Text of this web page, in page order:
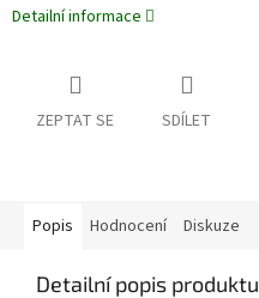
Detailní informace
ZEPTAT SE SDÍLET
Popis Hodnocení Diskuze
Detailní popis produktu